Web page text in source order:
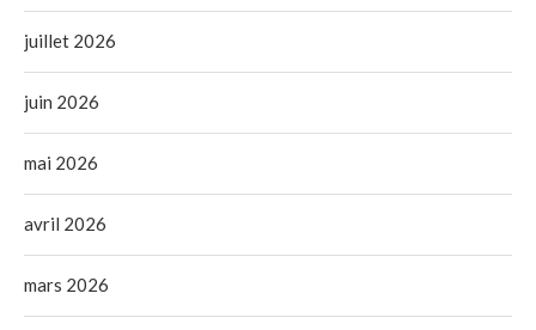
juillet 2026
juin 2026
mai 2026
avril 2026
mars 2026